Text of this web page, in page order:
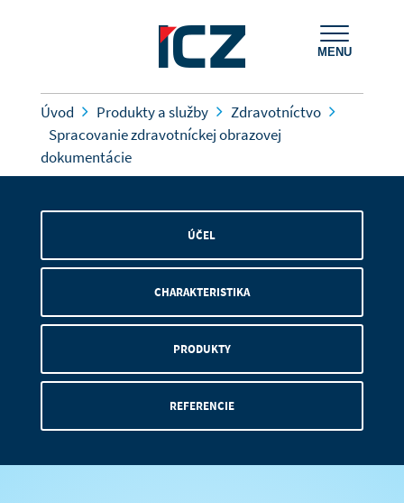
MENU
Úvod Produkty a služby
Zdravotníctvo
Spracovanie zdravotníckej obrazovej
dokumentácie
ÚČEL
CHARAKTERISTIKA
PRODUKTY
REFERENCIE